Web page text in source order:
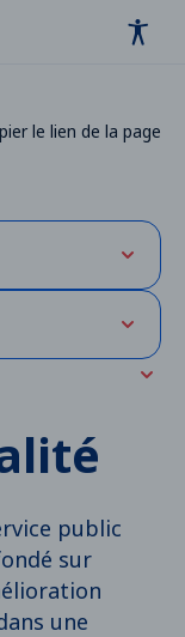
le lien de la page
sur lepublic
sur
une